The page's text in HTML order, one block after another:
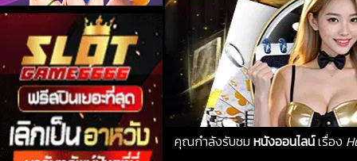
คุณกำลังรับชมหนังออนไลน์เรื่อง